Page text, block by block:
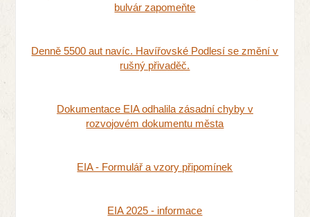
bulvár zapomeňte
Denně 5500 aut navíc. Havířovské Podlesí se změní v
rušný přivaděč.
Dokumentace EIA odhalila zásadní chyby v
rozvojovém dokumentu města
EIA - Formulář a vzory připomínek
EIA 2025 - informace